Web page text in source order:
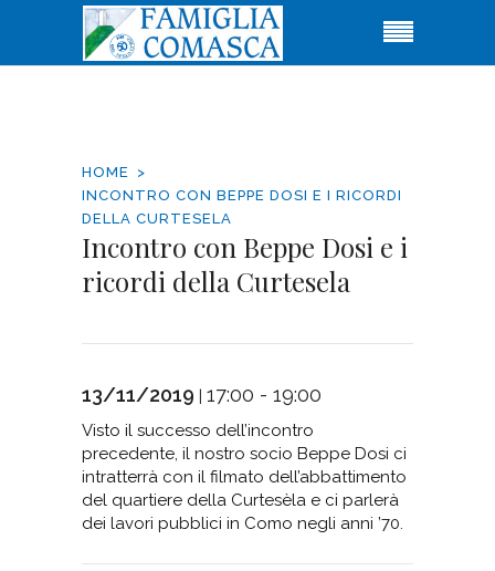
HOME
INCONTRO CON BEPPE DOSI E I RICORDI
DELLA CURTESELA
Incontro con Beppe Dosi e i
ricordi della Curtesela
13/11/2019 | 17:00 - 19:00
Visto il successo dell’incontro
precedente, il nostro socio Beppe Dosi ci
intratterrà con il filmato dell’abbattimento
del quartiere della Curtesèla e ci parlerà
dei lavori pubblici in Como negli anni ’70.